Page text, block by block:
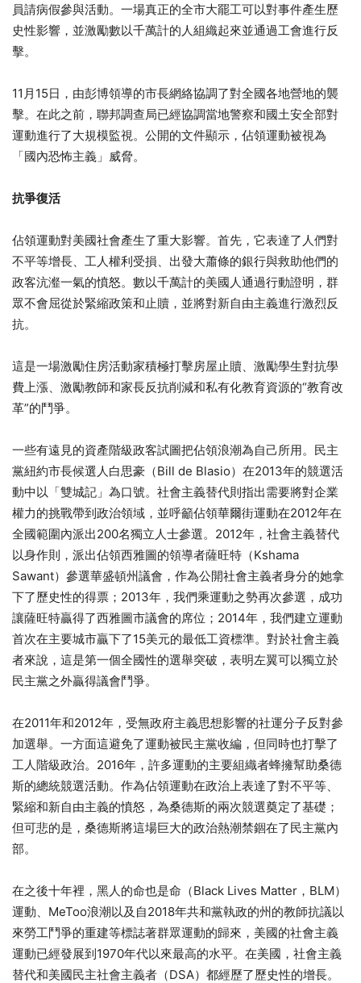
員請病假參與活動。一場真正的全市大罷工可以對事件產生歷
史性影響，並激勵數以千萬計的人組織起來並通過工會進行反
擊。
11月15日，由彭博領導的市長網絡協調了對全國各地營地的襲
擊。在此之前，聯邦調查局已經協調當地警察和國土安全部對
運動進行了大規模監視。公開的文件顯示，​​​​​​​佔領運動被視為
「國內恐怖主義」威脅。
抗爭復活
佔領運動對美國社會產生了重大影響。首先，它表達了人們對
不平等增長、工人權利受損、出發大蕭條的銀行與救助他們的
政客沆瀣一氣的憤怒。數以千萬計的美國人通過行動證明，群
眾不會屈從於緊縮政策和止贖，並將對新自由主義進行激烈反
抗。
這是一場激勵住房活動家積極打擊房屋止贖、激勵學生對抗學
費上漲、激勵教師和家長反抗削減和私有化教育資源的“教育改
革”的鬥爭。
一些有遠見的資產階級政客試圖把佔領浪潮為自己所用。民主
黨紐約市長候選人白思豪（Bill de Blasio​​​​​​​）在2013年的競選活
動中以「雙城記」為口號。社會主義替代則指出需要將對企業
權力的挑戰帶到政治領域，並呼籲佔領華爾街運動在2012年在
全國範圍內派出200名獨立人士參選。2012年，社會主義替代
以身作則，​​​​​​​派出佔領西雅圖的領導者薩旺特（Kshama
Sawant）​​​​​​​參選華盛頓州議會，作為公開社會主義者身分的她拿
下了歷史性的得票；2013年，我們乘運動之勢再次參選，成功
讓薩旺特​​​​​​​贏得了西雅圖市議會的席位；2014年，我們建立運動
首次在主要城市贏下了15美元的最低工資標準。對於社會主義
者來說，這是第一個全國性的選舉突破，表明左翼可以獨立於
民主黨之外贏得議會鬥爭。
在2011年和2012年，受無政府主義思想影響的社運分子反對參
加選舉。一方面這避免了運動被民主黨收編，但同時也打擊了
工人階級政治。2016年，許多運動的主要組織者蜂擁幫助桑德
斯的總統競選活動。作為佔領運動在政治上表達了對不平等、
緊縮和新自由主義的憤怒，為桑德斯的兩次競選奠定了基礎；
但可悲的是，桑德斯將這場巨大的政治熱潮禁錮在了民主黨內
部。
在之後十年裡，黑人的命也是命（Black Lives Matter，BLM）
運動、MeToo浪潮以及自2018年共和黨執政的州的教師抗議以
來勞工鬥爭的重建等標誌著群眾運動的歸來，美國的社會主義
運動已經發展到1970年代以來最高的水平。在美國，社會主義
替代和美國民主社會主義者（DSA）都經歷了歷史性的增長。